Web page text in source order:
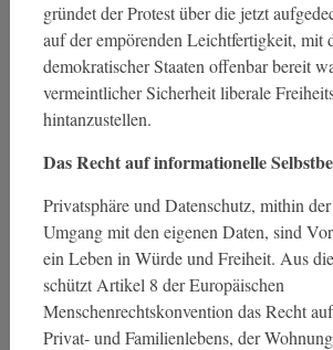
gründet der Protest über die jetzt
auf der empörenden Leichtfertigkeit, mit
demokratischer Staaten offenbar bereit
vermeintlicher Sicherheit liberale
hintanzustellen.
Das Recht auf informationelle
Privatsphäre und Datenschutz, mithin
Umgang mit den eigenen Daten, sind
ein Leben in Würde und Freiheit. Aus
schützt Artikel 8 der Europäischen
Menschenrechtskonvention das Recht
Privat- und Familienlebens, der